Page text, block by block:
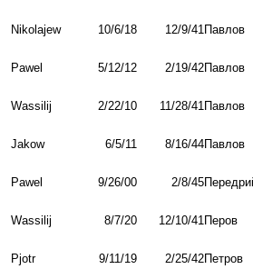
Nikolajew 10/6/18 12/9/41Павлов
Pawel 5/12/12 2/19/42Павлов
Wassilij 2/22/10 11/28/41Павлов
Jakow 6/5/11 8/16/44Павлов
Pawel 9/26/00 2/8/45
Wassilij 8/7/20 12/10/41Перов
Pjotr 9/11/19 2/25/42Петров